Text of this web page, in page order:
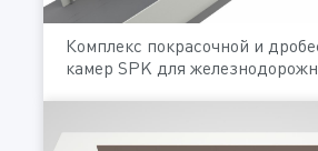
Комплекс покрасочной и
камер SPK для